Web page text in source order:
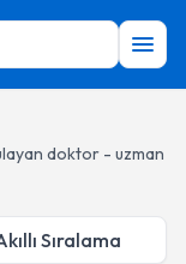
doktor - uzman
Sıralama